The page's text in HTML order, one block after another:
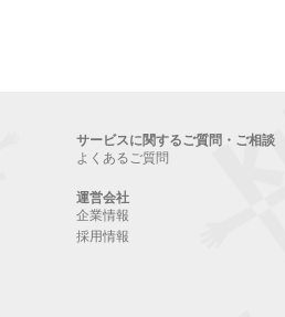
サービスに関するご質問・ご相談
よくあるご質問
運営会社
企業情報
採用情報